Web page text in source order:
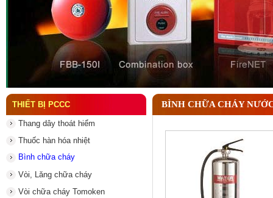
THIẾT BỊ PCCC
Thang dây thoát hiểm
Thuốc hàn hóa nhiệt
Bình chữa cháy
Vòi, Lăng chữa cháy
Vòi chữa cháy Tomoken
BÌNH CHỮA CHÁY